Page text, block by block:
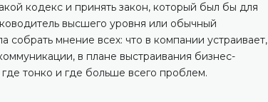
кодекс и принять закон, который был бы для
высшего уровня или обычный
собрать мнение всех: что в компании устраивает,
в плане выстраивания бизнес-
тонко и где больше всего проблем.